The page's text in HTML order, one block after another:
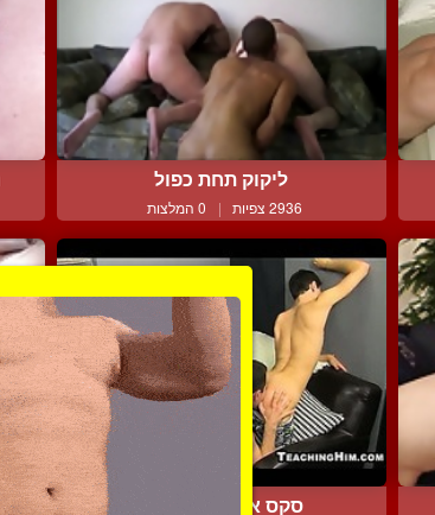
ליקוק תחת כפול
2936 צפיות | 0 המלצות
סקס אוראלי מטורף